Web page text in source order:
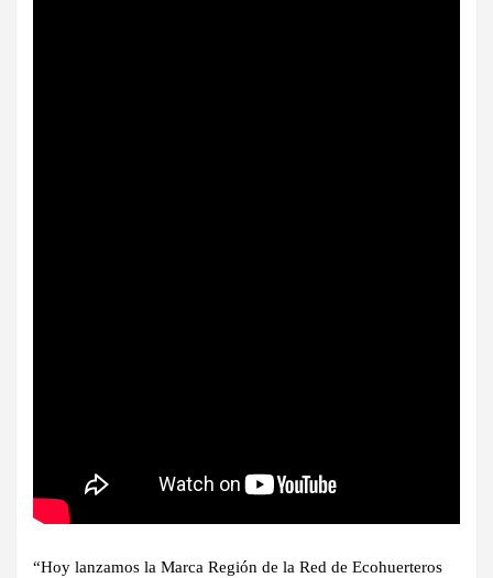
“Hoy lanzamos la Marca Región de la Red de Ecohuerteros